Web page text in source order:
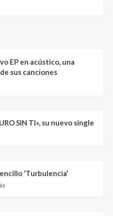
EP en acústico, una
sus canciones
SIN TI», su nuevo single
‘Turbulencia’